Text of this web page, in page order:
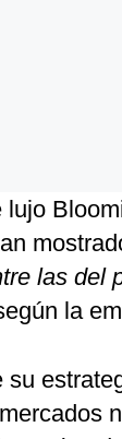
las del
la
su